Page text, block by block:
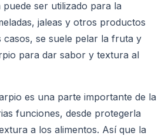
ser utilizado para la
jaleas y otros productos
casos, se suele pelar la fruta y
para dar sabor y textura al
es una parte importante de la
funciones, desde protegerla
a los alimentos. Así que la